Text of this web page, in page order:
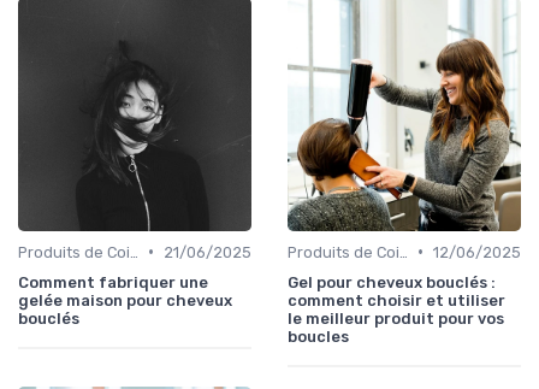
•
21/06/2025
Comment fabriquer une
gelée maison pour cheveux
bouclés
• 12/06/2025
Gel pour cheveux bouclés :
comment choisir et utiliser
le meilleur produit pour vos
boucles